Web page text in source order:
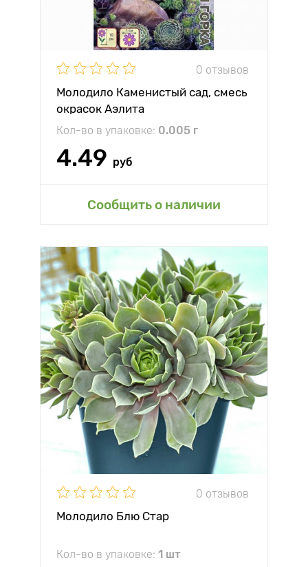
0 отзывов
Молодило Каменистый сад, смесь
окрасок Аэлита
Кол-во в упаковке: 0.005 г
4.49 руб
Сообщить о наличии
0 отзывов
Молодило Блю Стар
Кол-во в упаковке: 1 шт